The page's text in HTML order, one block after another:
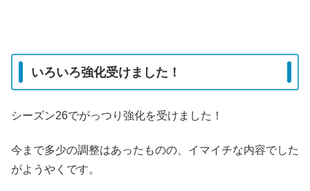
いろいろ強化受けました！
シーズン26でがっつり強化を受けました！
今まで多少の調整はあったものの、イマイチな内容でした
がようやくです。